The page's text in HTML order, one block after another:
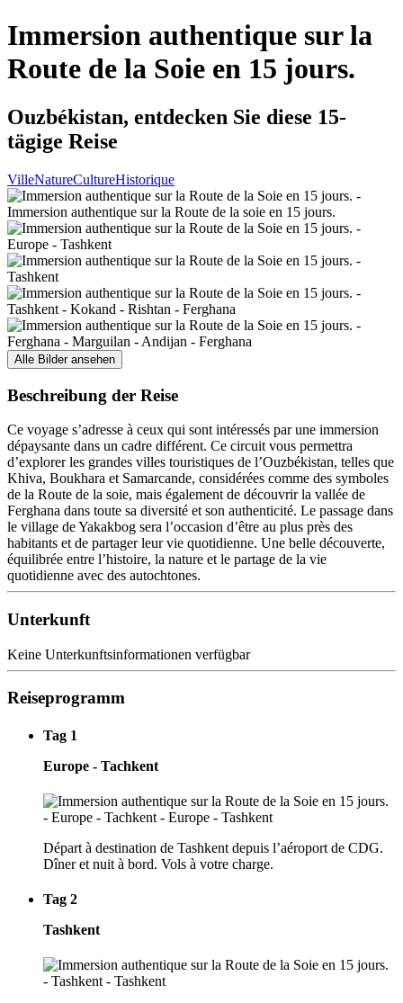
Immersion authentique sur la
Route de la Soie en 15 jours.
Ouzbékistan, entdecken Sie diese 15-
tägige Reise
VilleNatureCultureHistorique
Alle Bilder ansehen
Beschreibung der Reise
Ce voyage s’adresse à ceux qui sont intéressés par une immersion
dépaysante dans un cadre différent. Ce circuit vous permettra
d’explorer les grandes villes touristiques de l’Ouzbékistan, telles que
Khiva, Boukhara et Samarcande, considérées comme des symboles
de la Route de la soie, mais également de découvrir la vallée de
Ferghana dans toute sa diversité et son authenticité. Le passage dans
le village de Yakakbog sera l’occasion d’être au plus près des
habitants et de partager leur vie quotidienne. Une belle découverte,
équilibrée entre l’histoire, la nature et le partage de la vie
quotidienne avec des autochtones.
Unterkunft
Keine Unterkunftsinformationen verfügbar
Reiseprogramm
Tag 1
Europe - Tachkent
Départ à destination de Tashkent depuis l’aéroport de CDG.
Dîner et nuit à bord. Vols à votre charge.
Tag 2
Tashkent